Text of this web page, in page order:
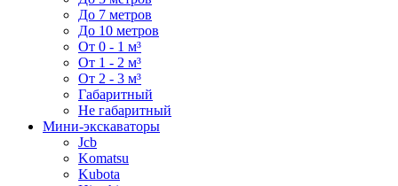
До 7 метров
До 10 метров
От 0 - 1 м³
От 1 - 2 м³
От 2 - 3 м³
Габаритный
Не габаритный
Мини-экскаваторы
Jcb
Komatsu
Kubota